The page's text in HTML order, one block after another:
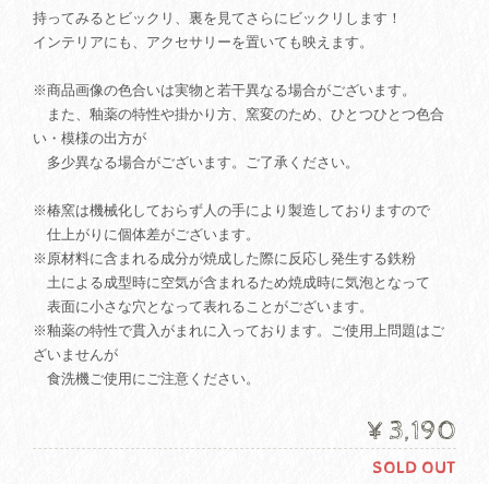
持ってみるとビックリ、裏を見てさらにビックリします！
インテリアにも、アクセサリーを置いても映えます。
※商品画像の色合いは実物と若干異なる場合がございます。
また、釉薬の特性や掛かり方、窯変のため、ひとつひとつ色合
い・模様の出方が
多少異なる場合がございます。ご了承ください。
※椿窯は機械化しておらず人の手により製造しておりますので
仕上がりに個体差がございます。
※原材料に含まれる成分が焼成した際に反応し発生する鉄粉
土による成型時に空気が含まれるため焼成時に気泡となって
表面に小さな穴となって表れることがございます。
※釉薬の特性で貫入がまれに入っております。ご使用上問題はご
ざいませんが
食洗機ご使用にご注意ください。
¥3,190
SOLD OUT